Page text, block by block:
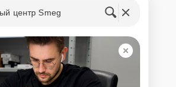
центр Smeg